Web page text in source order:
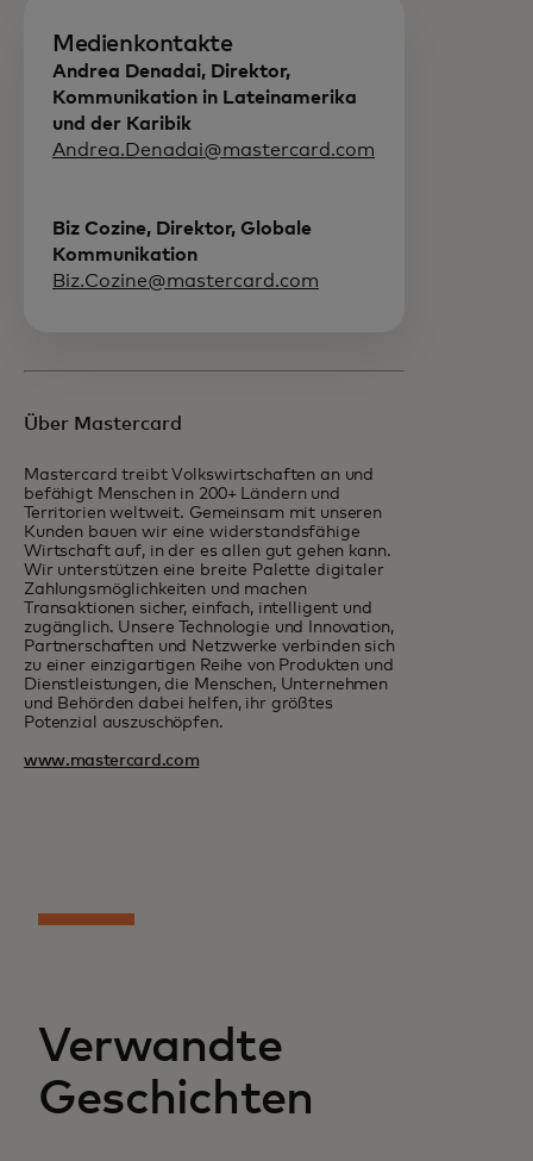
Medienkontakte
Andrea Denadai, Direktor,
Kommunikation in Lateinamerika
und der Karibik
Andrea.Denadai@mastercard.com
Biz Cozine, Direktor, Globale
Kommunikation
Biz.Cozine@mastercard.com
Über Mastercard
Mastercard treibt Volkswirtschaften an und
befähigt Menschen in 200+ Ländern und
Territorien weltweit. Gemeinsam mit unseren
Kunden bauen wir eine widerstandsfähige
Wirtschaft auf, in der es allen gut gehen kann.
Wir unterstützen eine breite Palette digitaler
Zahlungsmöglichkeiten und machen
Transaktionen sicher, einfach, intelligent und
zugänglich. Unsere Technologie und Innovation,
Partnerschaften und Netzwerke verbinden sich
zu einer einzigartigen Reihe von Produkten und
Dienstleistungen, die Menschen, Unternehmen
und Behörden dabei helfen, ihr größtes
Potenzial auszuschöpfen.
www.mastercard.com
Verwandte
Geschichten